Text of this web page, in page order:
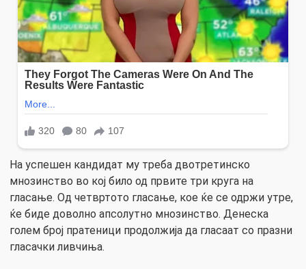
На успешен кандидат му треба двотретинско
мнозинство во кој било од првите три круга на
гласање. Од четвртото гласање, кое ќе се одржи утре,
ќе биде доволно апсолутно мнозинство. Денеска
голем број пратеници продолжија да гласаат со празни
гласачки ливчиња.